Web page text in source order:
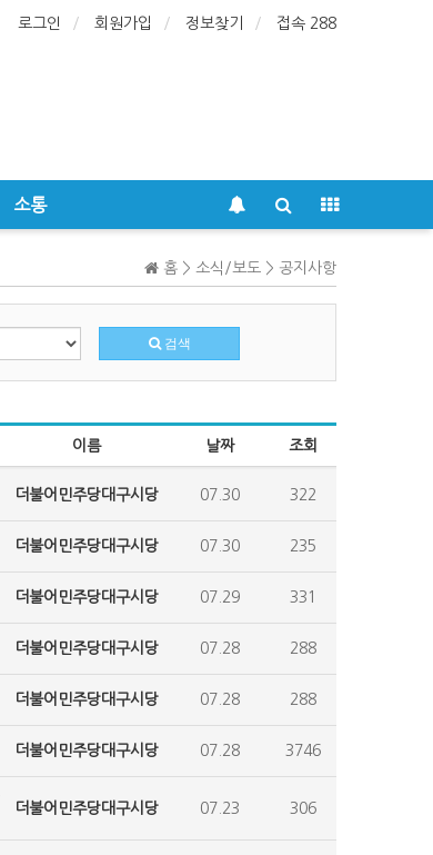
로그인 회원가입 정보찾기 접속 288
소통
홈 > 소식/보도 > 공지사항
검색
이름 날짜 조회
더불어민주당대구시당 07.30 322
더불어민주당대구시당 07.30 235
더불어민주당대구시당 07.29 331
더불어민주당대구시당 07.28 288
더불어민주당대구시당 07.28 288
더불어민주당대구시당 07.28 3746
더불어민주당대구시당 07.23 306